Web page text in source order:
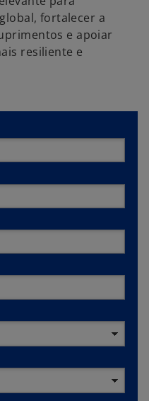
fortalecer a
e apoiar
resiliente e